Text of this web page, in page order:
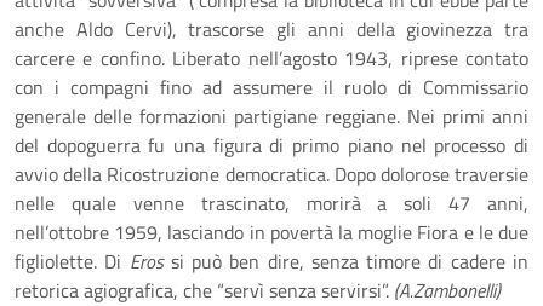
anche Aldo Cervi), trascorse gli anni della giovinezza tra
carcere e confino. Liberato nell’agosto 1943, riprese contato
con i compagni fino ad assumere il ruolo di Commissario
generale delle formazioni partigiane reggiane. Nei primi anni
del dopoguerra fu una figura di primo piano nel processo di
avvio della Ricostruzione democratica. Dopo dolorose traversie
nelle quale venne trascinato, morirà a soli 47 anni,
nell’ottobre 1959, lasciando in povertà la moglie Fiora e le due
figliolette. Di Erossi può ben dire, senza timore di cadere in
retorica agiografica, che “servì senza servirsi”. (A.Zambonelli)